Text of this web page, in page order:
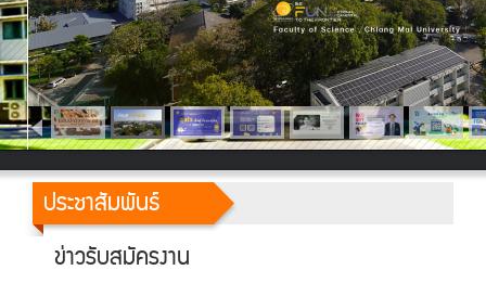
ประชาสัมพันธ์
ข่าวรับสมัครงาน